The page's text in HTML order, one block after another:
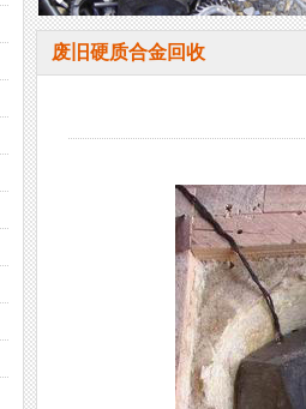
废旧硬质合金回收